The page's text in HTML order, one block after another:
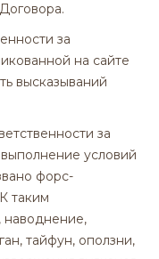
за
на сайте
высказываний
за
условий
форс-
таким
наводнение,
тайфун, оползни,